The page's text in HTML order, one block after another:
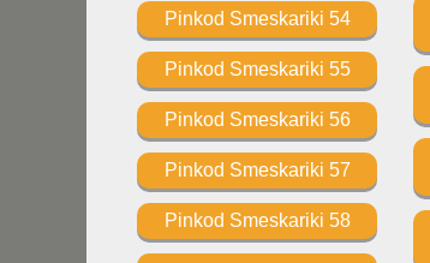
Pinkod Smeskariki 54
Pinkod Smeskariki 55
Pinkod Smeskariki 56
Pinkod Smeskariki 57
Pinkod Smeskariki 58